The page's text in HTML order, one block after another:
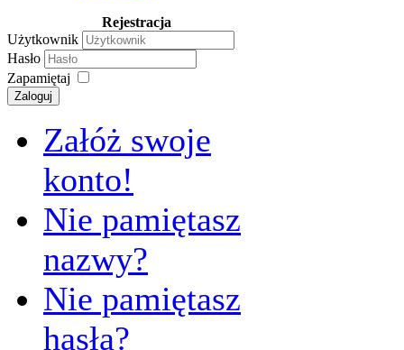
Rejestracja
Użytkownik
Hasło
Zapamiętaj
Zaloguj
Załóż swoje
konto!
Nie pamiętasz
nazwy?
Nie pamiętasz
hasła?